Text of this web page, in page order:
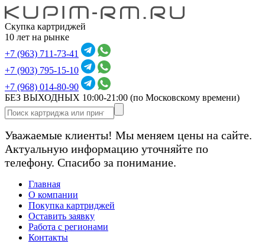
Скупка картриджей
10 лет на рынке
+7 (963) 711-73-41
+7 (903) 795-15-10
+7 (968) 014-80-90
БЕЗ ВЫХОДНЫХ 10:00-21:00 (по Московскому времени)
Уважаемые клиенты! Мы меняем цены на сайте.
Актуальную информацию уточняйте по
телефону. Спасибо за понимание.
Главная
О компании
Покупка картриджей
Оставить заявку
Работа с регионами
Контакты